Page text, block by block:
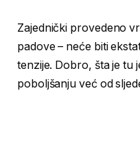
Zajednički provedeno
padove – neće biti
tenzije. Dobro, šta je tu
poboljšanju već od